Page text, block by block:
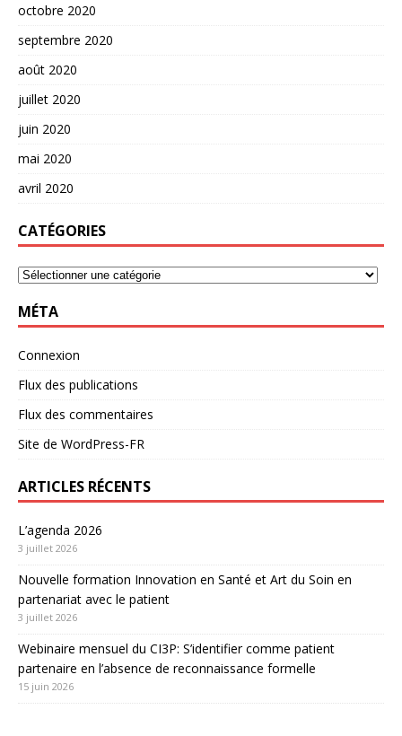
octobre 2020
septembre 2020
août 2020
juillet 2020
juin 2020
mai 2020
avril 2020
CATÉGORIES
MÉTA
Connexion
Flux des publications
Flux des commentaires
Site de WordPress-FR
ARTICLES RÉCENTS
L’agenda 2026
3 juillet 2026
Nouvelle formation Innovation en Santé et Art du Soin en
partenariat avec le patient
3 juillet 2026
Webinaire mensuel du CI3P: S’identifier comme patient
partenaire en l’absence de reconnaissance formelle
15 juin 2026